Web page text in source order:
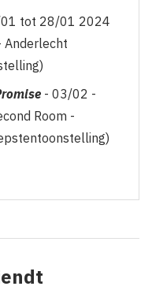
tot 28/01 2024
Anderlecht
- 03/02 -
Room -